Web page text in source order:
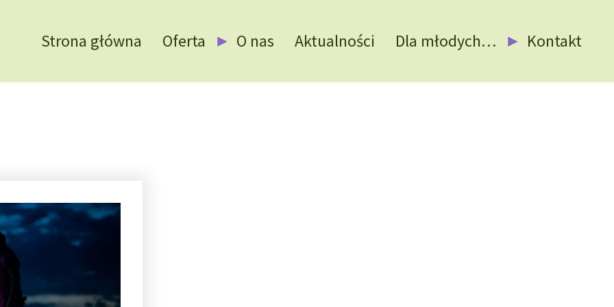
Strona główna Oferta O nas Aktualności Dla młodych… Kontakt